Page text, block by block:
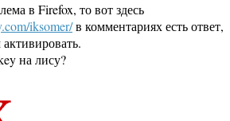
в Firefox, то вот здесь
iksomer/в комментариях есть ответ,
на лису?